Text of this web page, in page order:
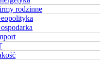
rodzinne